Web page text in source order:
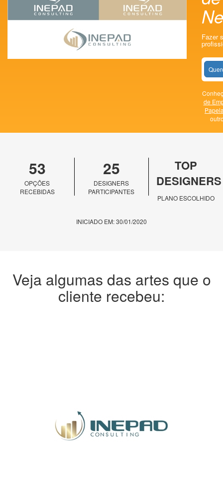
Fazer
de
53
OPÇÕES
RECEBIDAS
25
DESIGNERS
PARTICIPANTES
TOP
DESIGNERS
PLANO ESCOLHIDO
INICIADO EM: 30/01/2020
Veja algumas das artes que o
cliente recebeu: